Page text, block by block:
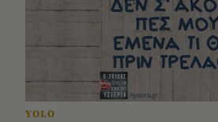
YOLO